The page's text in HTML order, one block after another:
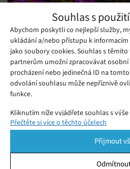
Souhlas s
Abychom poskytli co nejlepší služby,
ukládání a/nebo přístupu k informacím
jako soubory cookies. Souhlas s
partnerům umožní zpracovávat osobní
procházení nebo jedinečná ID na
odvolání souhlasu může nepříznivě
funkce.
Kliknutím níže vyjádřete souhlas s
podrobnější rozhodnutí. Vaše volby
pomocí přepínačů v Zásadách cookies
Spravovat souhlas ve spodní části
Přečtěte si více o těchto účelech
Přijmout
Kliknutím přijmete
obsah
Mohlo by se